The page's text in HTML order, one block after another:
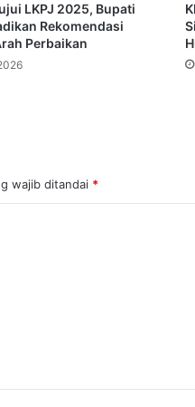
LKPJ 2025, Bupati
Rekomendasi
Perbaikan
wajib ditandai *